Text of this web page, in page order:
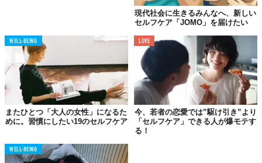
@bhoebepridgers_ #besties #comfortnecklace
#taylorswift
♬ original sound - r & m <3 ⸆⸉
Jess / TikTok
Z世代流セルフケア「慰めのネックレス」
「触れることで心の落ち着きを取り戻せる」などの理由から、コ
現代社会に生きるみんなへ、新しい
セルフケア「JOMO」を届けたい
WELL-BEING
またひとつ「大人の女性」になるた
めに。習慣にしたい19のセルフケア
LOVE
今、若者の恋愛では”駆け引き”より
「セルフケア」できる人が爆モテす
る！
WELL-BEING